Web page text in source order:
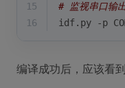
15
# 监视串口输
16
idf.py -p
编译成功后，应该看